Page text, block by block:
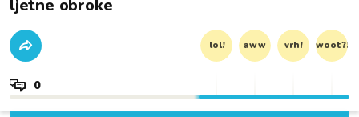
ljetne obroke
lol! aww vrh! woot?!
0